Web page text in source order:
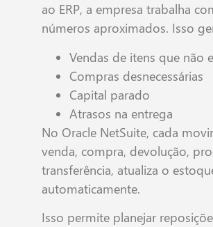
ao ERP, a empresa trabalha
números aproximados. Isso
Vendas de itens que não
Compras desnecessárias
Capital parado
Atrasos na entrega
No Oracle NetSuite, cada
venda, compra, devolução,
transferência, atualiza o
automaticamente.
Isso permite planejar